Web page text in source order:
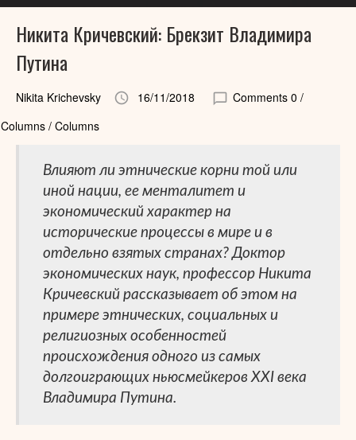
Никита Кричевский: Брекзит Владимира
Путина
Nikita Krichevsky 16/11/2018 Comments 0 /
Columns / Columns
Влияют ли этнические корни той или
иной нации, ее менталитет и
экономический характер на
исторические процессы в мире и в
отдельно взятых странах? Доктор
экономических наук, профессор Никита
Кричевский рассказывает об этом на
примере этнических, социальных и
религиозных особенностей
происхождения одного из самых
долгоиграющих ньюсмейкеров XXI века
Владимира Путина.